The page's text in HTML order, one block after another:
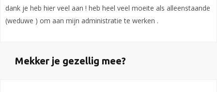
dank je heb hier veel aan ! heb heel veel moeite als alleenstaande
(weduwe ) om aan mijn administratie te werken .
Mekker je gezellig mee?